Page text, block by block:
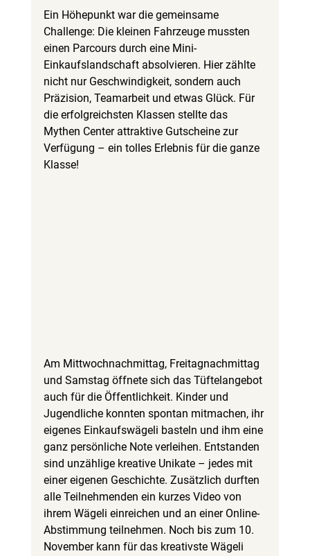
Ein Höhepunkt war die gemeinsame
Challenge: Die kleinen Fahrzeuge mussten
einen Parcours durch eine Mini-
Einkaufslandschaft absolvieren. Hier zählte
nicht nur Geschwindigkeit, sondern auch
Präzision, Teamarbeit und etwas Glück. Für
die erfolgreichsten Klassen stellte das
Mythen Center attraktive Gutscheine zur
Verfügung – ein tolles Erlebnis für die ganze
Klasse!
Am Mittwochnachmittag, Freitagnachmittag
und Samstag öffnete sich das Tüftelangebot
auch für die Öffentlichkeit. Kinder und
Jugendliche konnten spontan mitmachen, ihr
eigenes Einkaufswägeli basteln und ihm eine
ganz persönliche Note verleihen. Entstanden
sind unzählige kreative Unikate – jedes mit
einer eigenen Geschichte. Zusätzlich durften
alle Teilnehmenden ein kurzes Video von
ihrem Wägeli einreichen und an einer Online-
Abstimmung teilnehmen. Noch bis zum 10.
November kann für das kreativste Wägeli